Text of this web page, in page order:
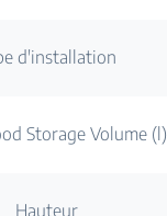
d'installation
Storage Volume (l)
Hauteur